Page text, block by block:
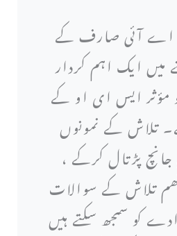
اے آئی صارف کے
میں ایک اہم کردار
مؤثر ایس ای او کے
تلاش کے نمونوں
پڑتال کرکے ،
تلاش کے سوالات
کو سمجھ سکتے ہیں